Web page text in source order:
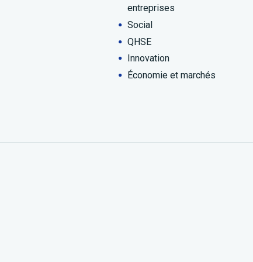
entreprises
Social
QHSE
Innovation
Économie et marchés